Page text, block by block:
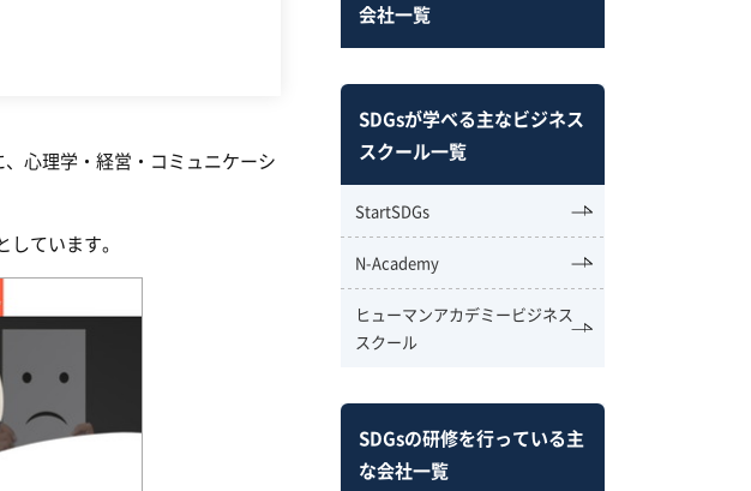
心理学・経営・コミュニケーシ
ています。
会社一覧
SDGsが学べる主なビジネス
スクール一覧
StartSDGs
N-Academy
ヒューマンアカデミービジネス
スクール
SDGsの研修を行っている主
な会社一覧